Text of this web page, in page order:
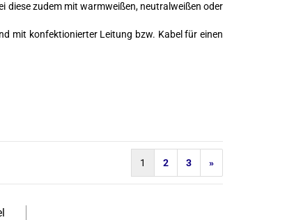
diese zudem mit warmweißen, neutralweißen oder
mit konfektionierter Leitung bzw. Kabel für einen
1 2 3 »